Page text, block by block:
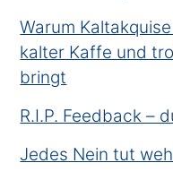
Warum
kalter Kaffe und
bringt
R.I.P. Feedback –
Jedes Nein tut